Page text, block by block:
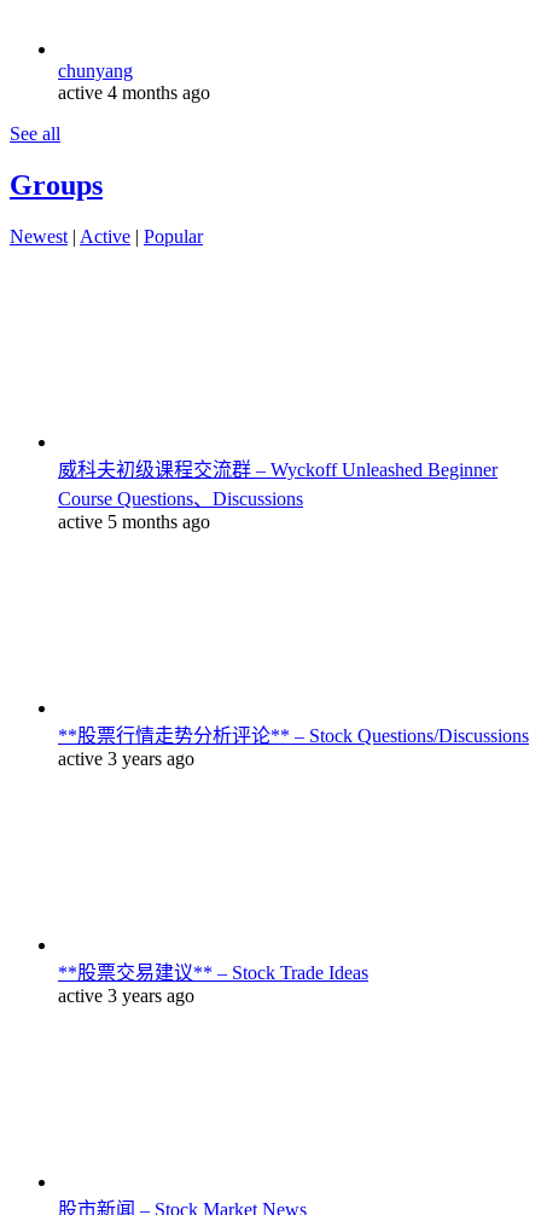
chunyang
active 4 months ago
See all
Groups
Newest | Active | Popular
威科夫初级课程交流群 – Wyckoff Unleashed Beginner
Course Questions、Discussions
active 5 months ago
**股票行情走势分析评论** – Stock Questions/Discussions
active 3 years ago
**股票交易建议** – Stock Trade Ideas
active 3 years ago
股市新闻 – Stock Market News